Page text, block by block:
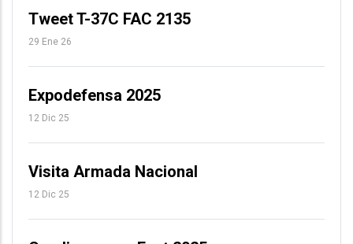
Tweet T-37C FAC 2135
29 Ene 26
Expodefensa 2025
12 Dic 25
Visita Armada Nacional
12 Dic 25